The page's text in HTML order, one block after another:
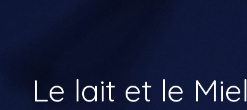
Le lait et le Miel